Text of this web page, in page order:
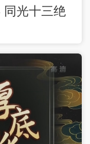
同光十三绝